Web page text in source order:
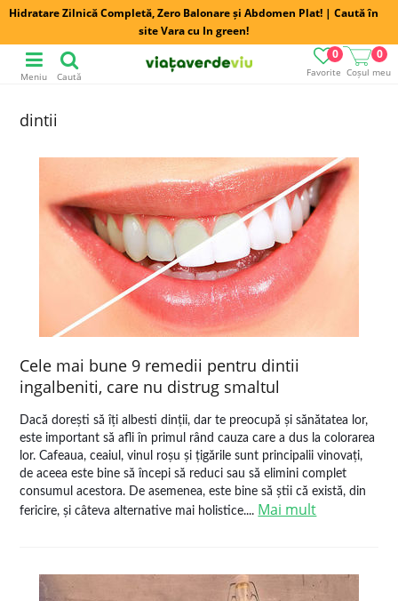
Hidratare Zilnică Completă, Zero Balonare și Abdomen Plat! | Caută în
site Vara cu In green!
Favorite
0
Coșul meu
0
Meniu Caută
dintii
Cele mai bune 9 remedii pentru dintii
ingalbeniti, care nu distrug smaltul
Dacă dorești să îți albesti dinții, dar te preocupă și sănătatea lor,
este important să afli în primul rând cauza care a dus la colorarea
lor. Cafeaua, ceaiul, vinul roșu și țigările sunt principalii vinovați,
de aceea este bine să începi să reduci sau să elimini complet
consumul acestora. De asemenea, este bine să știi că există, din
fericire, și câteva alternative mai holistice.... Mai mult